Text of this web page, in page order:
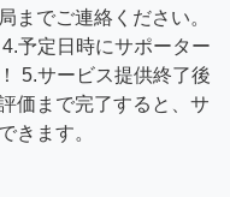
までご連絡ください。
予定日時にサポーター
5.サービス提供終了後
価まで完了すると、サ
きます。